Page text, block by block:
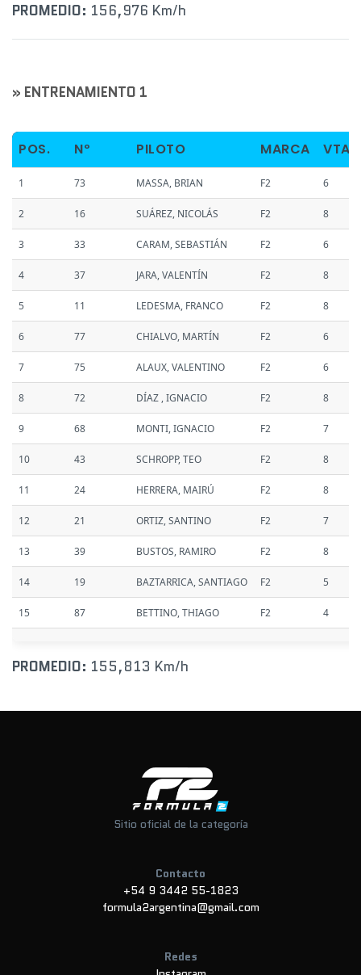
PROMEDIO: 156,976 Km/h
» ENTRENAMIENTO 1
POS. Nº PILOTO MARCA VTAS
1 73 MASSA, BRIAN F2 6
2 16 SUÁREZ, NICOLÁS F2 8
3 33 CARAM, SEBASTIÁN F2 6
4 37 JARA, VALENTÍN F2 8
5 11 LEDESMA, FRANCO F2 8
6 77 CHIALVO, MARTÍN F2 6
7 75 ALAUX, VALENTINO F2 6
8 72 DÍAZ , IGNACIO F2 8
9 68 MONTI, IGNACIO F2 7
10 43 SCHROPP, TEO F2 8
11 24 HERRERA, MAIRÚ F2 8
12 21 ORTIZ, SANTINO F2 7
13 39 BUSTOS, RAMIRO F2 8
14 19 BAZTARRICA, SANTIAGO F2 5
15 87 BETTINO, THIAGO F2 4
PROMEDIO: 155,813 Km/h
Sitio oficial de la categoría
Contacto
+54 9 3442 55-1823
formula2argentina@gmail.com
Redes